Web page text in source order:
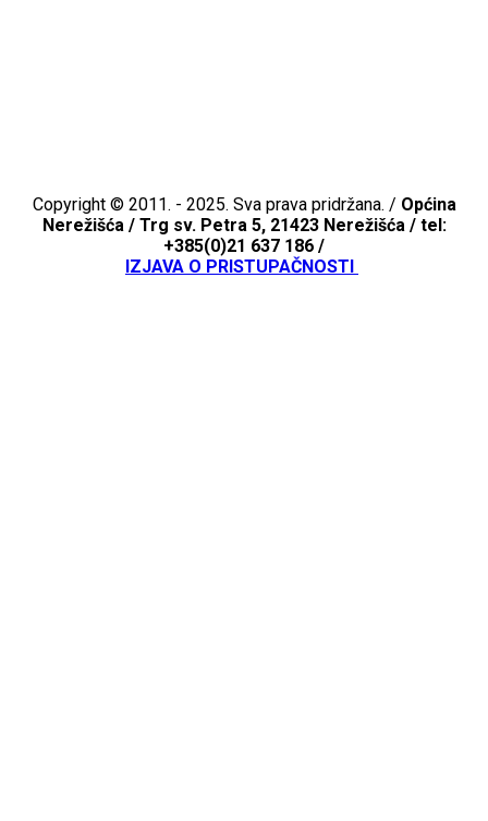
Copyright © 2011. - 2025. Sva prava pridržana. / Općina
Nerežišća /Trg sv. Petra 5, 21423 Nerežišća / tel:
+385(0)21 637 186 /
IZJAVA O PRISTUPAČNOSTI